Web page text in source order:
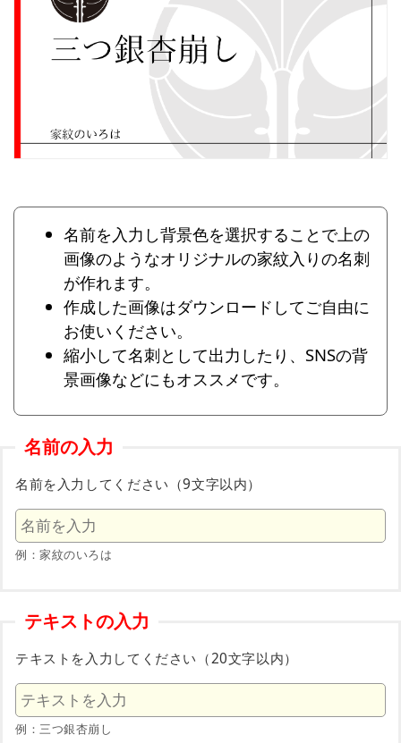
名前を入力し背景色を選択することで上の
画像のようなオリジナルの家紋入りの名刺
が作れます。
作成した画像はダウンロードしてご自由に
お使いください。
縮小して名刺として出力したり、SNSの背
景画像などにもオススメです。
名前の入力
名前を入力してください（9文字以内）
例：家紋のいろは
テキストの入力
テキストを入力してください（20文字以内）
例：三つ銀杏崩し